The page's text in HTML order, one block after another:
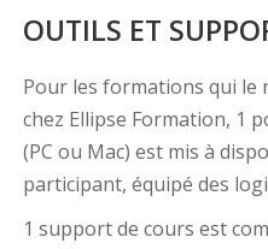
OUTILS ET
Pour les formations qui le
chez Ellipse Formation, 1
(PC ou Mac) est mis à
participant, équipé des
1 support de cours est